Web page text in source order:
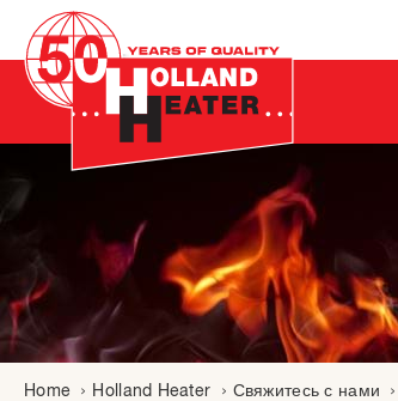
Home Holland Heater Свяжитесь с нами